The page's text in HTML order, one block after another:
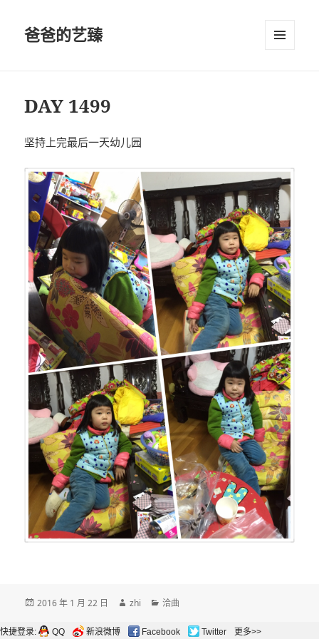
爸爸的艺臻
DAY 1499
坚持上完最后一天幼儿园
发
于
2016 年 1 月 22 日
作
zhi
分
洽曲
快捷登录: QQ 新浪微博 Facebook Twitter 更多>>